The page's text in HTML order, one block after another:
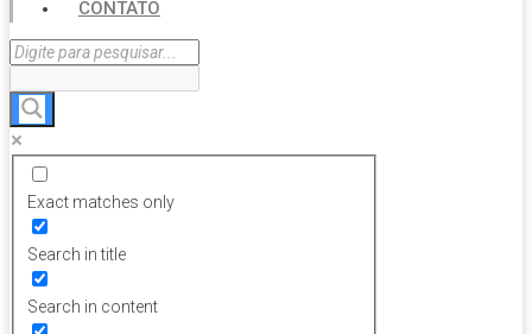
CONTATO
Exact matches only
Search in title
Search in content